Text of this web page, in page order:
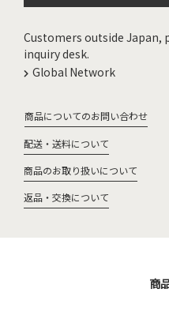
Customers outside Japan,
inquiry desk.
Global Network
商品についてのお問い合わせ
配送・送料について
商品のお取り扱いについて
返品・交換について
商